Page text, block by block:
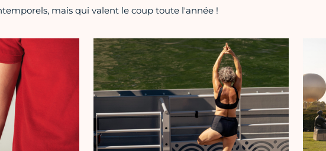
mais qui valent le coup toute l'année !